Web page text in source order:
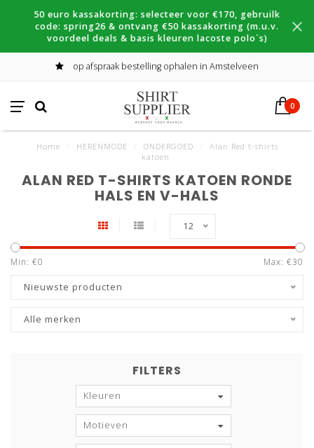
50 euro kassakorting: selecteer voor €170, gebruilk
code: spring26 & ontvang €50 kassakorting (m.u.v.
voordeel deals & basis kleuren lacoste polo´s)
op afspraak bestelling ophalen in Amstelveen
0
Home HERENMODE ONDERGOED
Alan Red t-shirts
katoen
ALAN RED T-SHIRTS KATOEN RONDE
HALS EN V-HALS
12
Min: €0 Max: €30
Nieuwste producten
Alle merken
FILTERS
Kleuren
Motieven